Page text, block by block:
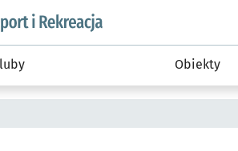
wroclaw.pl podserwis: Sport i rekreacja
Obiekty